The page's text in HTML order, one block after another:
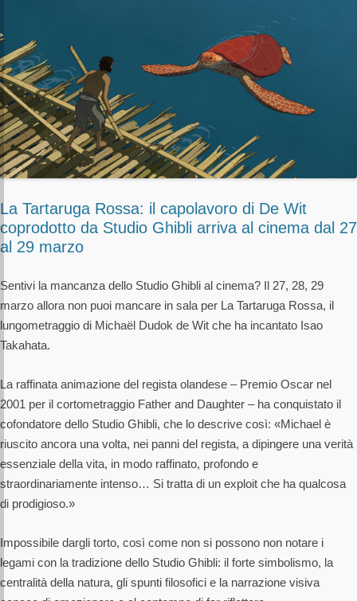
La Tartaruga Rossa: il capolavoro di De Wit
coprodotto da Studio Ghibli arriva al cinema dal 27
al 29 marzo
Sentivi la mancanza dello Studio Ghibli al cinema? Il 27, 28, 29
marzo allora non puoi mancare in sala per La Tartaruga Rossa, il
lungometraggio di Michaël Dudok de Wit che ha incantato Isao
Takahata.
La raffinata animazione del regista olandese – Premio Oscar nel
2001 per il cortometraggio Father and Daughter – ha conquistato il
cofondatore dello Studio Ghibli, che lo descrive così: «Michael è
riuscito ancora una volta, nei panni del regista, a dipingere una verità
essenziale della vita, in modo raffinato, profondo e
straordinariamente intenso… Si tratta di un exploit che ha qualcosa
di prodigioso.»
Impossibile dargli torto, così come non si possono non notare i
legami con la tradizione dello Studio Ghibli: il forte simbolismo, la
centralità della natura, gli spunti filosofici e la narrazione visiva